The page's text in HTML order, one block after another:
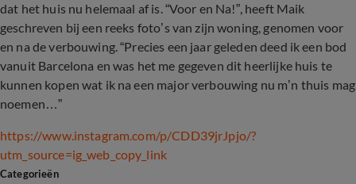
dat het huis nu helemaal af is. “Voor en Na!”, heeft Maik
geschreven bij een reeks foto’s van zijn woning, genomen voor
en na de verbouwing. “Precies een jaar geleden deed ik een bod
vanuit Barcelona en was het me gegeven dit heerlijke huis te
kunnen kopen wat ik na een major verbouwing nu m’n thuis mag
noemen…”
https://www.instagram.com/p/CDD39jrJpjo/?
utm_source=ig_web_copy_link
Categorieën